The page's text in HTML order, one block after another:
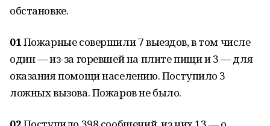
обстановке.
01Пожарные совершили 7 выездов, в том числе
один — из-за горевшей на плите пищи и 3 — для
оказания помощи населению. Поступило 3
ложных вызова. Пожаров не было.